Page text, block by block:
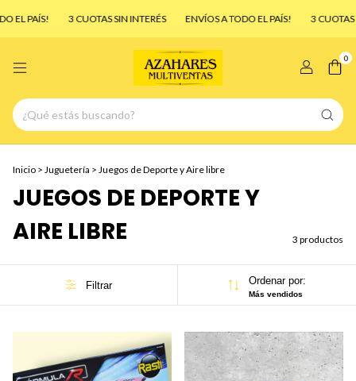
EL PAÍS! 3 CUOTAS SIN INTERÉS ENVÍOS A TODO EL PAÍS! 3 CUOTAS
0
Inicio > Juguetería > Juegos de Deporte y Aire libre
JUEGOS DE DEPORTE Y
AIRE LIBRE
3 productos
Filtrar Ordenar por:
Más vendidos